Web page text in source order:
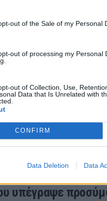
out of the Sale of my Personal
out of processing my Personal
out of Collection, Use,
Data that Is Unrelated with
CONFIRM
Data Deletion Data
είναι με κάθε
υπέγραψε